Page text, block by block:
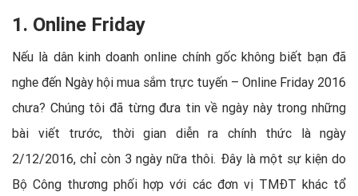
1. Online Friday
Nếu là dân kinh doanh online chính gốc không biết bạn đã
nghe đến Ngày hội mua sắm trực tuyến – Online Friday 2016
chưa? Chúng tôi đã từng đưa tin về ngày này trong những
bài viết trước, thời gian diễn ra chính thức là ngày
2/12/2016, chỉ còn 3 ngày nữa thôi. Đây là một sự kiện do
Bộ Công thương phối hợp với các đơn vị TMĐT khác tổ